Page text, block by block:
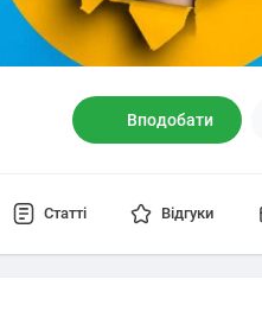
Вподобати
Статті Відгуки